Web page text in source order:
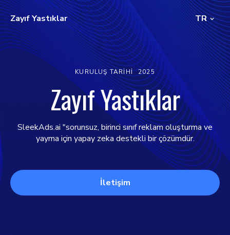
Zayıf Yastıklar TR
KURULUŞ TARIHI 2025
Zayıf Yastıklar
SleekAds.ai "sorunsuz, birinci sınıf reklam oluşturma ve
yayma için yapay zeka destekli bir çözümdür.
İletişim